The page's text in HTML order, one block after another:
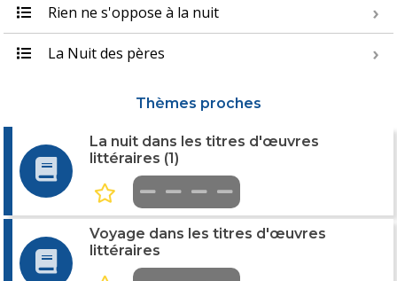
Rien ne s'oppose à la nuit
La Nuit des pères
Thèmes proches
La nuit dans les titres d'œuvres
littéraires (1)
Voyage dans les titres d'œuvres
littéraires